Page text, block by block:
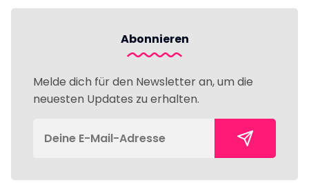
Abonnieren
Melde dich für den Newsletter an, um die
neuesten Updates zu erhalten.